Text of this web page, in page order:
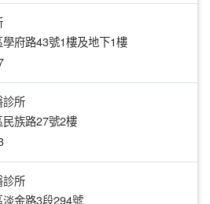
府路43號1樓及地下1樓
診所
族路27號2樓
診所
金路3段294號